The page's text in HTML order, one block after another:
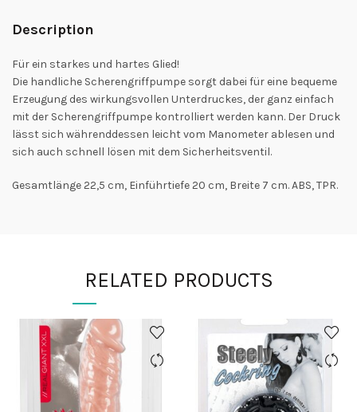
Description
Für ein starkes und hartes Glied!
Die handliche Scherengriffpumpe sorgt dabei für eine bequeme
Erzeugung des wirkungsvollen Unterdruckes, der ganz einfach
mit der Scherengriffpumpe kontrolliert werden kann. Der Druck
lässt sich währenddessen leicht vom Manometer ablesen und
sich auch schnell lösen mit dem Sicherheitsventil.
Gesamtlänge 22,5 cm, Einführtiefe 20 cm, Breite 7 cm. ABS, TPR.
RELATED PRODUCTS